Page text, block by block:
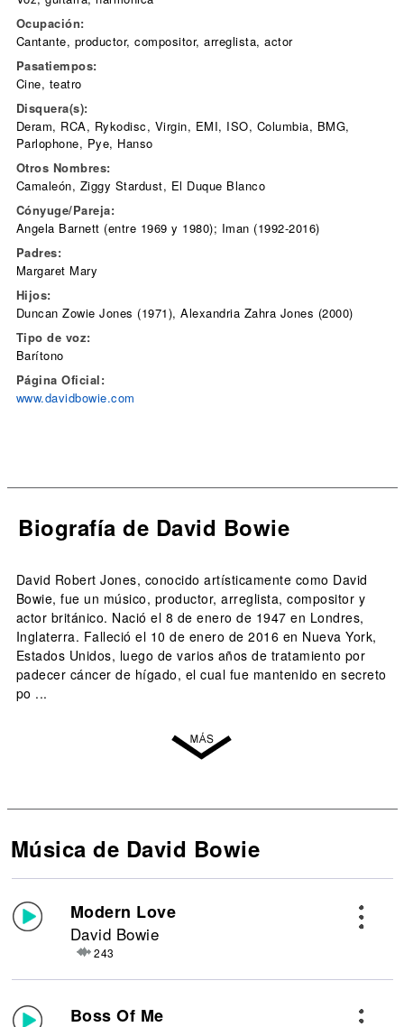
Ocupación:
Cantante, productor, compositor, arreglista, actor
Pasatiempos:
Cine, teatro
Disquera(s):
Deram, RCA, Rykodisc, Virgin, EMI, ISO, Columbia, BMG,
Parlophone, Pye, Hanso
Otros Nombres:
Camaleón, Ziggy Stardust, El Duque Blanco
Cónyuge/Pareja:
Angela Barnett (entre 1969 y 1980); Iman (1992-2016)
Padres:
Margaret Mary
Hijos:
Duncan Zowie Jones (1971), Alexandria Zahra Jones (2000)
Tipo de voz:
Barítono
Página Oficial:
www.davidbowie.com
Biografía de David Bowie
David Robert Jones, conocido artísticamente como David
Bowie, fue un músico, productor, arreglista, compositor y
actor británico. Nació el 8 de enero de 1947 en Londres,
Inglaterra. Falleció el 10 de enero de 2016 en Nueva York,
Estados Unidos, luego de varios años de tratamiento por
padecer cáncer de hígado, el cual fue mantenido en secreto
po ...
Música de David Bowie
Modern Love
David Bowie
243
Boss Of Me